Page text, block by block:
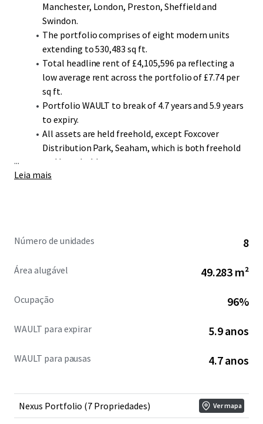
Manchester, London, Preston, Sheffield and
Swindon.
The portfolio comprises of eight modern units
extending to 530,483 sq ft.
Total headline rent of £4,105,596 pa reflecting a
low average rent across the portfolio of £7.74 per
sq ft.
Portfolio WAULT to break of 4.7 years and 5.9 years
to expiry.
All assets are held freehold, except Foxcover
Distribution Park, Seaham, which is both freehold
and leasehold.
The portfolio provides a diverse and highly secure
tenants, including Anord Mardix, Kuehne & Nagel
Rail Ltd, demonstrating the suitability of the
The portfolio presents a number of deliverable
significant opportunities to capture the inherent
medium term.
...
Leia mais
Número de unidades 8
Área alugável 49.283 m²
Ocupação 96%
WAULT para expirar 5.9 anos
WAULT para pausas 4.7 anos
Nexus Portfolio (7 Propriedades) Ver mapa